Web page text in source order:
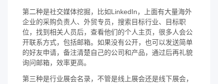
第二种是社交媒体挖掘，比如LinkedIn，上面有大量海外
企业的采购负责人、外贸专员，搜索目标行业、目标职
位，找到相关人员后，查看他们的个人主页，很多人会公
开联系方式，包括邮箱。如果没有公开，也可以发送简单
的好友申请，备注清楚自己的公司和产品，通过后再礼貌
询问邮箱，效率更高。
第三种是行业展会名录，不管是线上展会还是线下展会，